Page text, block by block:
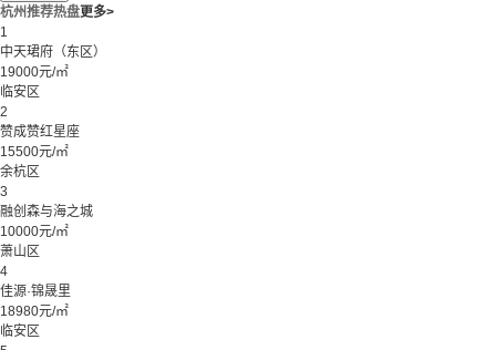
杭州推荐热盘更多>
1
中天珺府（东区）
19000元/㎡
临安区
2
赞成赞红星座
15500元/㎡
余杭区
3
融创森与海之城
10000元/㎡
萧山区
4
佳源·锦晟里
18980元/㎡
临安区